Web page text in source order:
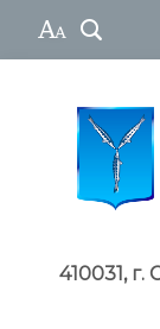
410031, г.